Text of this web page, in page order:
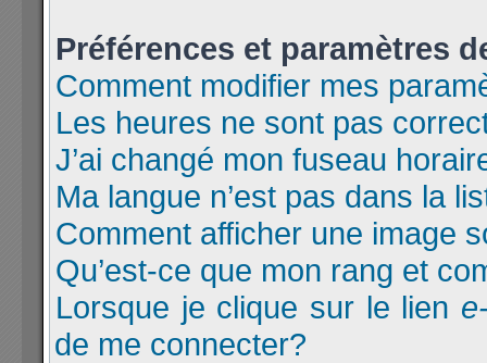
Préférences et paramètres
Comment modifier mes
Les heures ne sont pas
J’ai changé mon fuseau
Ma langue n’est pas dans la
Comment afficher une image
Qu’est-ce que mon rang et
Lorsque je clique sur le lien
de me connecter?